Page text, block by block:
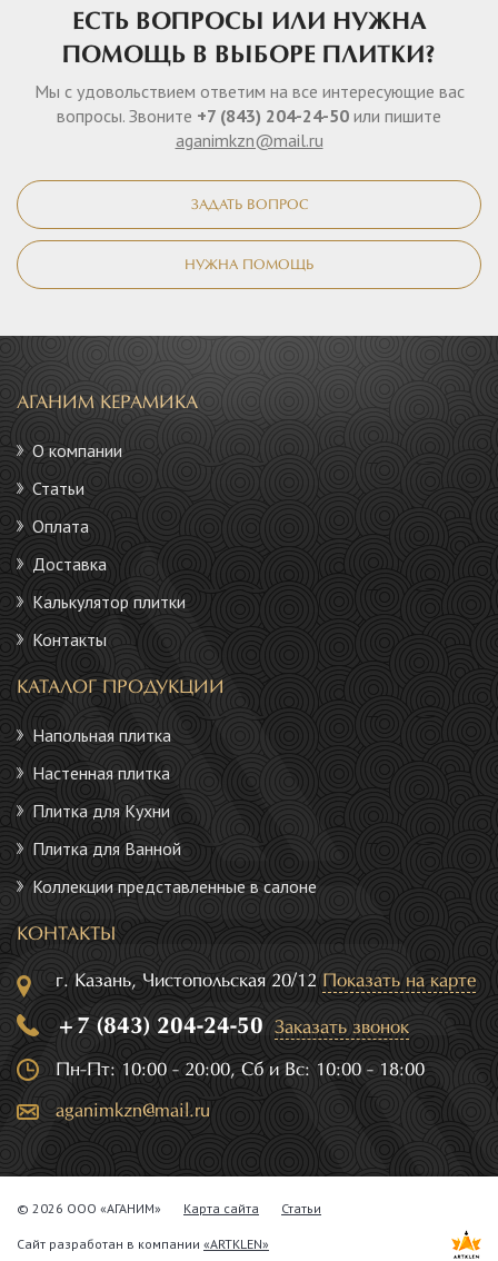
ЕСТЬ ВОПРОСЫ ИЛИ НУЖНА
ПОМОЩЬ В ВЫБОРЕ ПЛИТКИ?
Мы с удовольствием ответим на все интересующие вас
вопросы. Звоните +7 (843) 204-24-50 или пишите
aganimkzn@mail.ru
ЗАДАТЬ ВОПРОС
НУЖНА ПОМОЩЬ
АГАНИМ КЕРАМИКА
О компании
Статьи
Оплата
Доставка
Калькулятор плитки
Контакты
КАТАЛОГ ПРОДУКЦИИ
Напольная плитка
Настенная плитка
Плитка для Кухни
Плитка для Ванной
Коллекции представленные в салоне
КОНТАКТЫ
г. Казань, Чистопольская 20/12 Показать на карте
+7 (843) 204-24-50 Заказать звонок
Пн-Пт: 10:00 - 20:00, Сб и Вс: 10:00 - 18:00
aganimkzn@mail.ru
© 2026 ООО «АГАНИМ» Карта сайта Статьи
Сайт разработан в компании «ARTKLEN»